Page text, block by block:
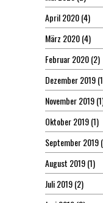
April 2020(4)
März 2020(4)
Februar 2020(2)
Dezember 2019
November 2019
Oktober 2019(1)
September 2019
August 2019(1)
Juli 2019(2)